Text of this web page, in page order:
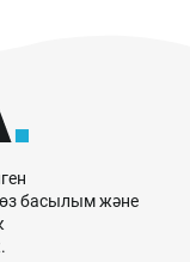
басылым және